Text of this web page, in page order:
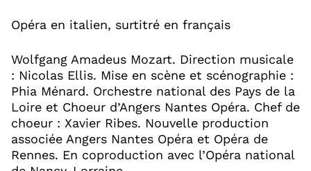
Opéra en italien, surtitré en français
Wolfgang Amadeus Mozart. Direction musicale
: Nicolas Ellis. Mise en scène et scénographie :
Phia Ménard. Orchestre national des Pays de la
Loire et Choeur d’Angers Nantes Opéra. Chef de
choeur : Xavier Ribes. Nouvelle production
associée Angers Nantes Opéra et Opéra de
Rennes. En coproduction avec l’Opéra national